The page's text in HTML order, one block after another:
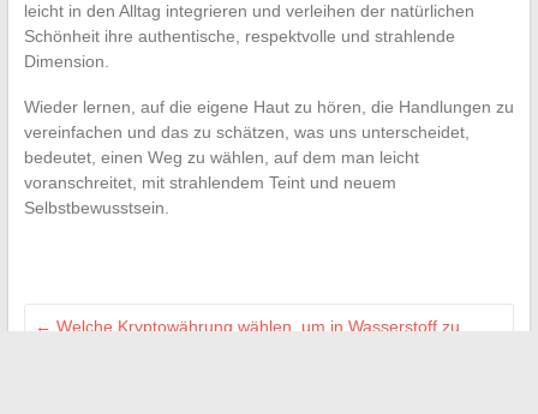
leicht in den Alltag integrieren und verleihen der natürlichen
Schönheit ihre authentische, respektvolle und strahlende
Dimension.
Wieder lernen, auf die eigene Haut zu hören, die Handlungen zu
vereinfachen und das zu schätzen, was uns unterscheidet,
bedeutet, einen Weg zu wählen, auf dem man leicht
voranschreitet, mit strahlendem Teint und neuem
Selbstbewusstsein.
← Welche Kryptowährung wählen, um in Wasserstoff zu